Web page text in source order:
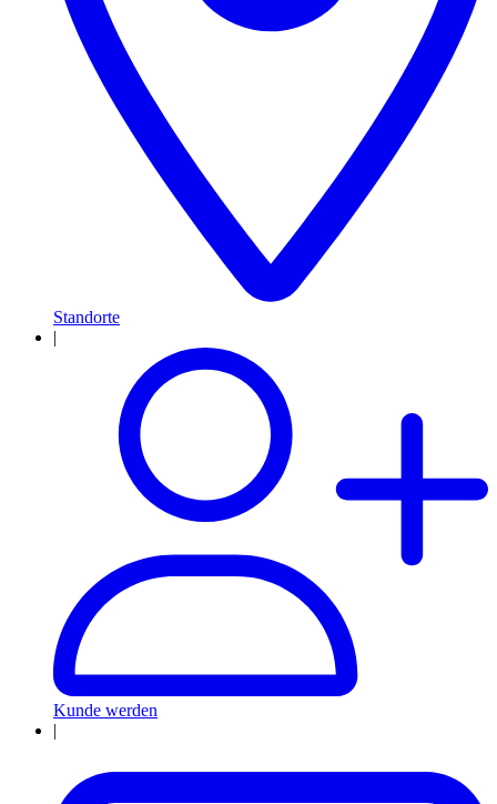
Standorte
Kunde werden
|